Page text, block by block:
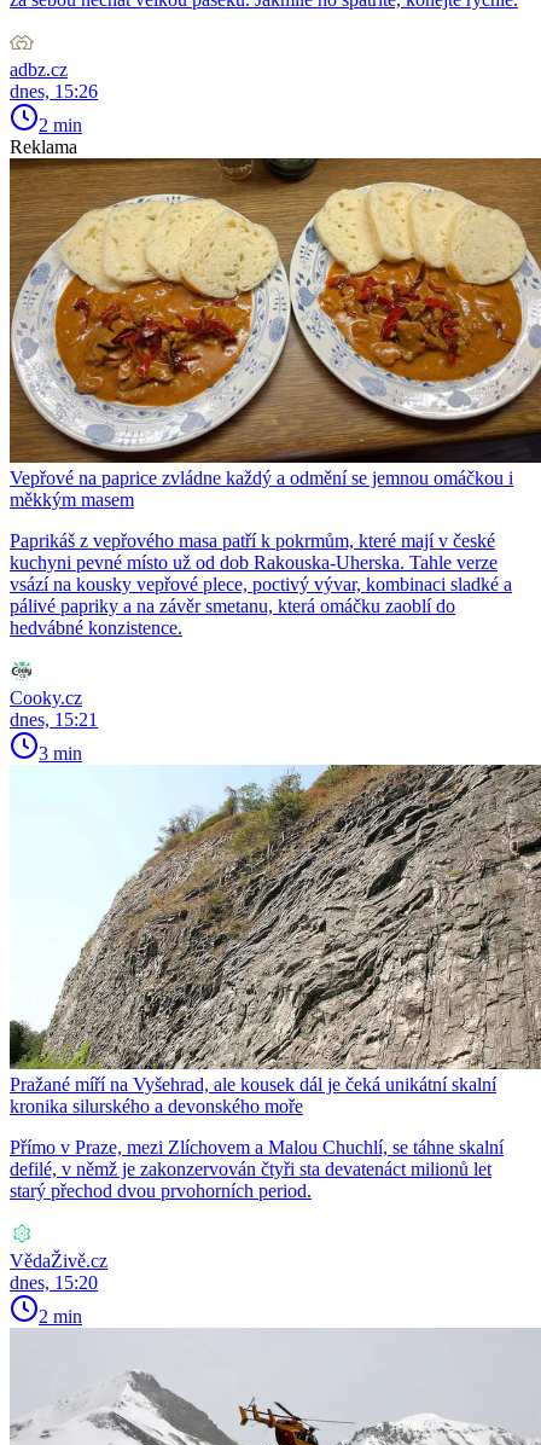
adbz.cz
dnes, 15:26
2 min
Reklama
Vepřové na paprice zvládne každý a odmění se jemnou omáčkou i
měkkým masem
Paprikáš z vepřového masa patří k pokrmům, které mají v české
kuchyni pevné místo už od dob Rakouska-Uherska. Tahle verze
vsází na kousky vepřové plece, poctivý vývar, kombinaci sladké a
pálivé papriky a na závěr smetanu, která omáčku zaoblí do
hedvábné konzistence.
Cooky.cz
dnes, 15:21
3 min
Pražané míří na Vyšehrad, ale kousek dál je čeká unikátní skalní
kronika silurského a devonského moře
Přímo v Praze, mezi Zlíchovem a Malou Chuchlí, se táhne skalní
defilé, v němž je zakonzervován čtyři sta devatenáct milionů let
starý přechod dvou prvohorních period.
VědaŽivě.cz
dnes, 15:20
2 min